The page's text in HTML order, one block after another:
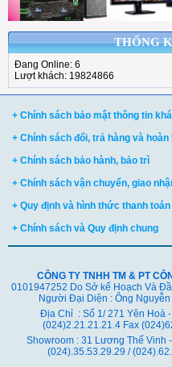
THỐNG
Đang Online: 6
Lượt khách: 19824866
+ Chính sách bảo mật thông tin
+ Chính sách đổi, trả hàng và hoàn
+ Chính sách bảo hành, bảo trì
+ Chính sách vận chuyển, giao
+ Quy định và hình thức thanh toán
+ Chính sách và Quy định chung
CÔNG TY TNHH TM & PT
0101947252 Do Sở kế Hoạch Và
Người Đại Diện : Ông
Địa Chỉ : Số 1/ 271 Yên Hoà
(024)2.21.21.21.4 Fax
Showroom : 31 Lương Thế Vinh
(024).35.53.29.29 /